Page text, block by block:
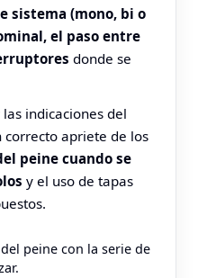
sistema (mono, bi o
el paso entre
donde se
indicaciones del
apriete de los
peine cuando se
y el uso de tapas
peine con la serie de